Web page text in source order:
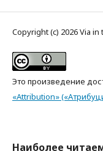
Copyright (c) 2026 Via
Это произведение
«Attribution»
Наиболее